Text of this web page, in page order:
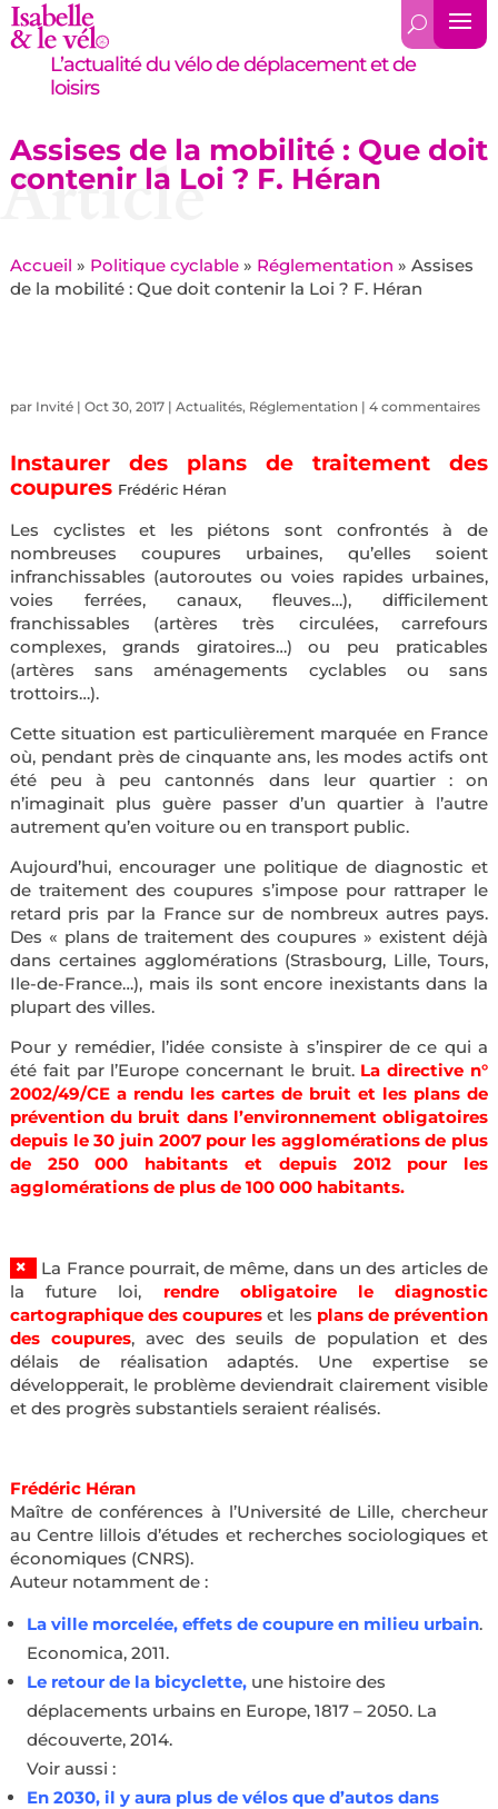
L’actualité du vélo de déplacement et de
loisirs
Assises de la mobilité : Que doit
contenir la Loi ? F. Héran
Article
Accueil » Politique cyclable» Réglementation » Assises
de la mobilité : Que doit contenir la Loi ? F. Héran
par Invité| Oct 30, 2017| Actualités, Réglementation | 4 commentaires
Instaurer des plans de traitement des
coupures Frédéric Héran
Les cyclistes et les piétons sont confrontés à de
nombreuses coupures urbaines, qu’elles soient
infranchissables (autoroutes ou voies rapides urbaines,
voies ferrées, canaux, fleuves…), difficilement
franchissables (artères très circulées, carrefours
complexes, grands giratoires…) ou peu praticables
(artères sans aménagements cyclables ou sans
trottoirs…).
Cette situation est particulièrement marquée en France
où, pendant près de cinquante ans, les modes actifs ont
été peu à peu cantonnés dans leur quartier : on
n’imaginait plus guère passer d’un quartier à l’autre
autrement qu’en voiture ou en transport public.
Aujourd’hui, encourager une politique de diagnostic et
de traitement des coupures s’impose pour rattraper le
retard pris par la France sur de nombreux autres pays.
Des « plans de traitement des coupures » existent déjà
dans certaines agglomérations (Strasbourg, Lille, Tours,
Ile-de-France…), mais ils sont encore inexistants dans la
plupart des villes.
Pour y remédier, l’idée consiste à s’inspirer de ce qui a
été fait par l’Europe concernant le bruit. La directive n°
2002/49/CE a rendu les cartes de bruit et les plans de
prévention du bruit dans l’environnement obligatoires
depuis le 30 juin 2007 pour les agglomérations de plus
de 250 000 habitants et depuis 2012 pour les
agglomérations de plus de 100 000 habitants.
×
La France pourrait, de même, dans un des articles de
la future loi, rendre obligatoire le
diagnostic
cartographique des coupures et les plans de prévention
des coupures, avec des seuils de population et des
délais de réalisation adaptés. Une expertise se
développerait, le problème deviendrait clairement visible
et des progrès substantiels seraient réalisés.
Frédéric Héran
Maître de conférences à l’Université de Lille, chercheur
au Centre lillois d’études et recherches sociologiques et
économiques (CNRS).
Auteur notamment de :
La ville morcelée, effets de coupure en milieu urbain.
Economica, 2011.
Le retour de la bicyclette,une histoire des
déplacements urbains en Europe, 1817 – 2050. La
découverte, 2014.
Voir aussi :
En 2030, il y aura plus de vélos que d’autos dans